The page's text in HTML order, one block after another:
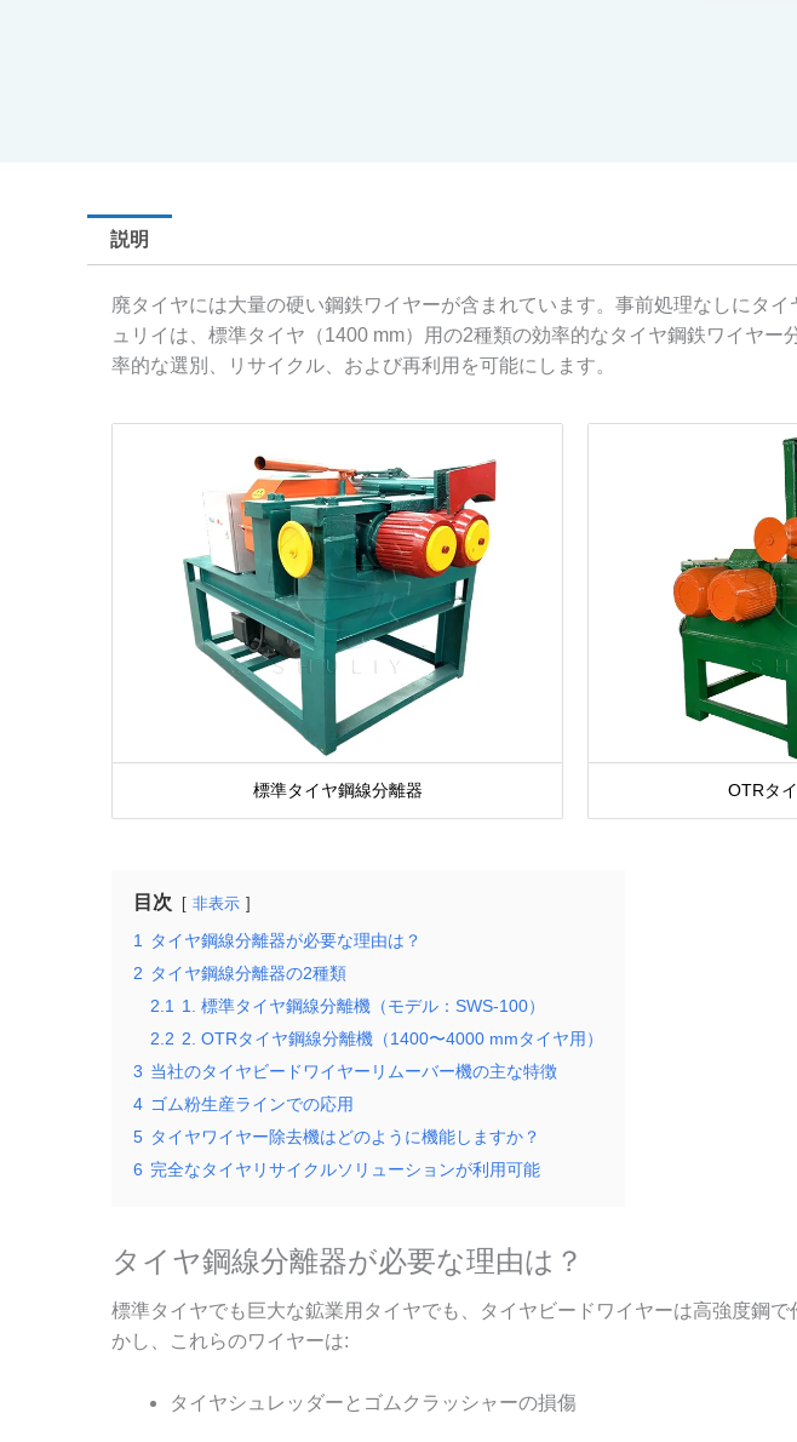
説明
廃タイヤには大量の硬い鋼鉄ワイヤーが含まれています。事前処理なしにタ
ュリイは、標準タイヤ（1400 mm）用の2種類の効率的なタイヤ鋼鉄ワイヤ
率的な選別、リサイクル、および再利用を可能にします。
標準タイヤ鋼線分離器 OTRタ
目次 非表示
1
タイヤ鋼線分離器が必要な理由は？
2 タイヤ鋼線分離器の2種類
2.1
1. 標準タイヤ鋼線分離機（モデル：SWS-100）
2.2 2. OTRタイヤ鋼線分離機（1400〜4000 mmタイヤ用）
3 当社のタイヤビードワイヤーリムーバー機の主な特徴
4 ゴム粉生産ラインでの応用
5 タイヤワイヤー除去機はどのように機能しますか？
6 完全なタイヤリサイクルソリューションが利用可能
タイヤ鋼線分離器が必要な理由は？
標準タイヤでも巨大な鉱業用タイヤでも、タイヤビードワイヤーは高強度鋼
かし、これらのワイヤーは:
タイヤシュレッダーとゴムクラッシャーの損傷